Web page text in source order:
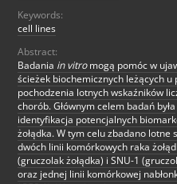
Keywords:
cell lines
Abstract:
Badania in vitromogą pomóc w
ścieżek biochemicznych leżących u
pochodzenia lotnych wskaźników
chorób. Głównym celem badań była
identyfikacja potencjalnych
żołądka. W tym celu zbadano lotne
dwóch linii komórkowych raka
(gruczolak żołądka) i SNU-1
oraz jednej linii komórkowej